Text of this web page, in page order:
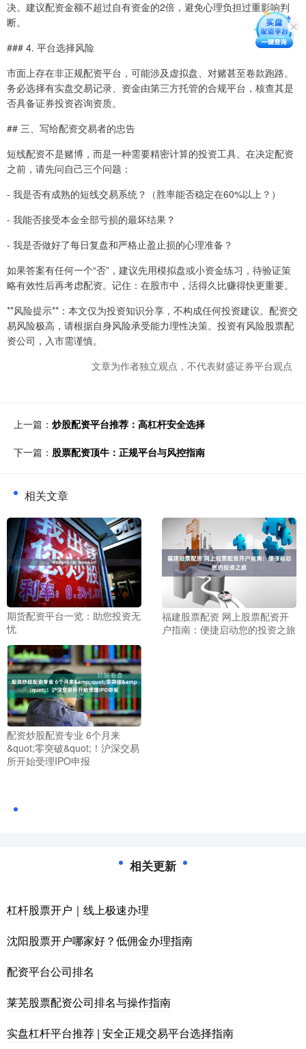
决。建议配资金额不超过自有资金的2倍，避免心理负担过重影响判
断。
### 4. 平台选择风险
市面上存在非正规配资平台，可能涉及虚拟盘、对赌甚至卷款跑路。
务必选择有实盘交易记录、资金由第三方托管的合规平台，核查其是
否具备证券投资咨询资质。
## 三、写给配资交易者的忠告
短线配资不是赌博，而是一种需要精密计算的投资工具。在决定配资
之前，请先问自己三个问题：
- 我是否有成熟的短线交易系统？（胜率能否稳定在60%以上？）
- 我能否接受本金全部亏损的最坏结果？
- 我是否做好了每日复盘和严格止盈止损的心理准备？
如果答案有任何一个“否”，建议先用模拟盘或小资金练习，待验证策
略有效性后再考虑配资。记住：在股市中，活得久比赚得快更重要。
**风险提示**：本文仅为投资知识分享，不构成任何投资建议。配资交
易风险极高，请根据自身风险承受能力理性决策。投资有风险股票配
资公司，入市需谨慎。
文章为作者独立观点，不代表财盛证券平台观点
上一篇： 炒股配资平台推荐：高杠杆安全选择
下一篇： 股票配资顶牛：正规平台与风控指南
相关文章
期货配资平台一览：助您投资无
忧
福建股票配资 网上股票配资开
户指南：便捷启动您的投资之旅
配资炒股配资专业 6个月来
&quot;零突破&quot;！沪深交易
所开始受理IPO申报
相关更新
杠杆股票开户｜线上极速办理
沈阳股票开户哪家好？低佣金办理指南
配资平台公司排名
莱芜股票配资公司排名与操作指南
实盘杠杆平台推荐 | 安全正规交易平台选择指南